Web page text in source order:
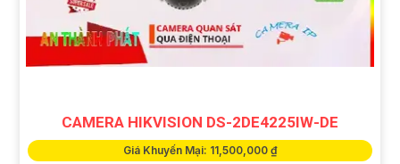
CAMERA HIKVISION DS-2DE4225IW-DE
Giá Khuyến Mại: 11,500,000 ₫